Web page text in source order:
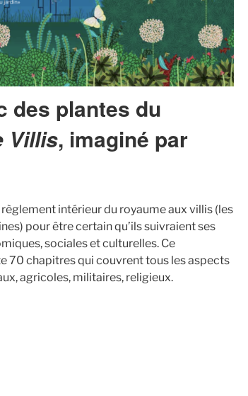
des plantes du
Villis, imaginé par
intérieur du royaume aux villis (les
pour être certain qu’ils suivraient ses
sociales et culturelles. Ce
70 chapitres qui couvrent tous les aspects
agricoles, militaires, religieux.